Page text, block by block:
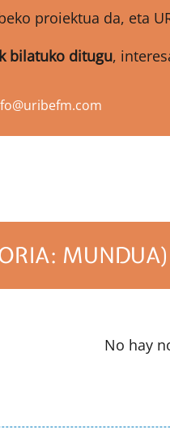
proiektua da, eta
bilatuko ditugu,
MUNDUA)
No hay